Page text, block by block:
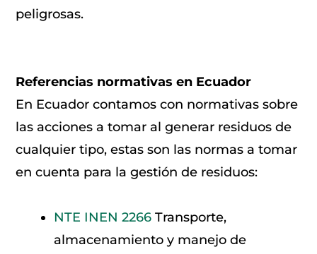
peligrosas.
Referencias normativas en Ecuador
En Ecuador contamos con normativas sobre
las acciones a tomar al generar residuos de
cualquier tipo, estas son las normas a tomar
en cuenta para la gestión de residuos:
NTE INEN 2266 Transporte,
almacenamiento y manejo de